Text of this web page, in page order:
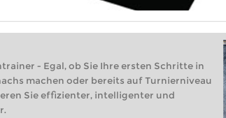
- Egal, ob Sie Ihre ersten Schritte in
machen oder bereits auf Turnierniveau
Sie effizienter, intelligenter und